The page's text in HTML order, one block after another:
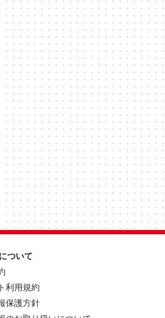
ついて
利用規約
保護方針